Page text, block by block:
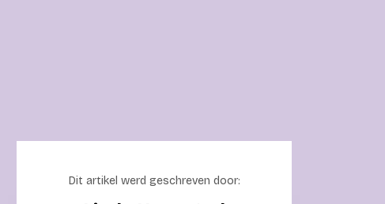
Dit artikel werd geschreven door: